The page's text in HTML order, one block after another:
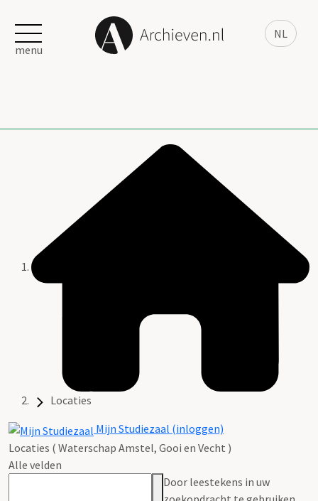
NL
menu
Locaties
Mijn Studiezaal (inloggen)
Locaties ( Waterschap Amstel, Gooi en Vecht )
Alle velden
Door leestekens in uw